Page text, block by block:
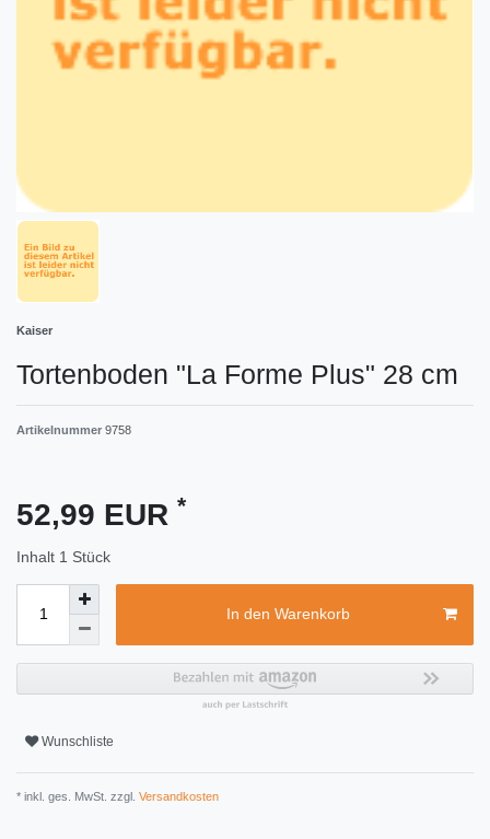
Kaiser
Tortenboden "La Forme Plus" 28 cm
Artikelnummer 9758
52,99 EUR *
Inhalt 1 Stück
In den Warenkorb
Wunschliste
* inkl. ges. MwSt. zzgl. Versandkosten